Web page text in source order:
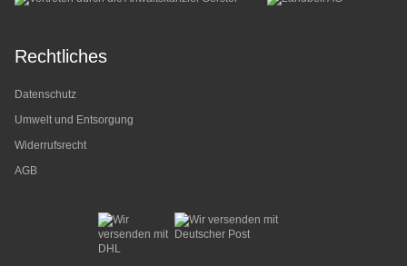
Rechtliches
Datenschutz
Umwelt und Entsorgung
Widerrufsrecht
AGB